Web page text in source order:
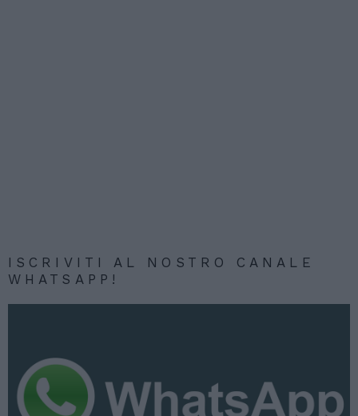
ISCRIVITI AL NOSTRO CANALE
WHATSAPP!